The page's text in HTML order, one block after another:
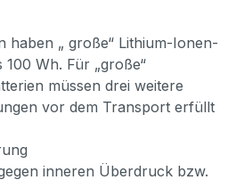
haben „ große“ Lithium-Ionen-
Wh. Für „große“
müssen drei weitere
vor dem Transport erfüllt
inneren Überdruck bzw.